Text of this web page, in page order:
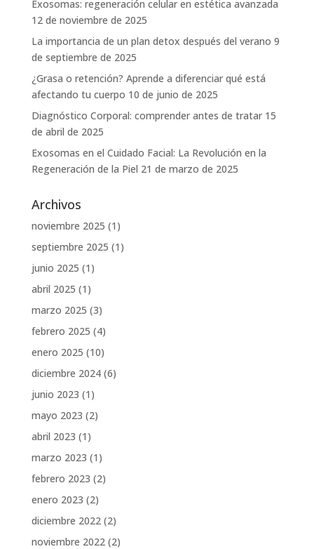
Exosomas: regeneración celular en estética avanzada
12 de noviembre de 2025
La importancia de un plan detox después del verano 9
de septiembre de 2025
¿Grasa o retención? Aprende a diferenciar qué está
afectando tu cuerpo 10 de junio de 2025
Diagnóstico Corporal: comprender antes de tratar 15
de abril de 2025
Exosomas en el Cuidado Facial: La Revolución en la
Regeneración de la Piel 21 de marzo de 2025
Archivos
noviembre 2025 (1)
septiembre 2025 (1)
junio 2025 (1)
abril 2025 (1)
marzo 2025 (3)
febrero 2025 (4)
enero 2025 (10)
diciembre 2024(6)
junio 2023 (1)
mayo 2023 (2)
abril 2023 (1)
marzo 2023 (1)
febrero 2023 (2)
enero 2023 (2)
diciembre 2022(2)
noviembre 2022(2)